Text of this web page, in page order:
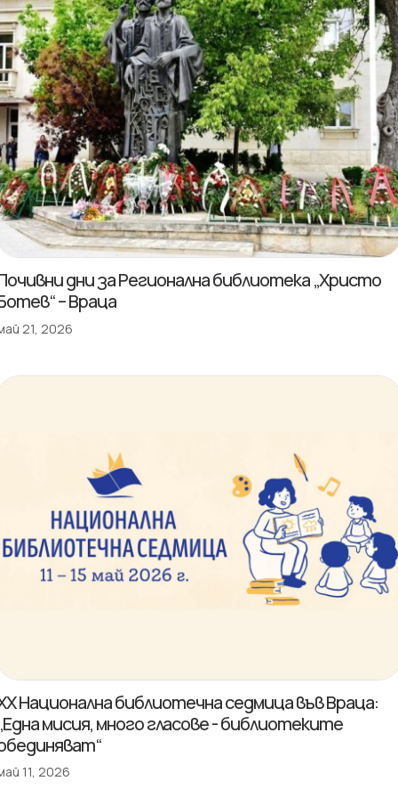
дни за Регионална библиотека „Христо
– Враца
21, 2026
Национална библиотечна седмица във Враца:
мисия, много гласове - библиотеките
11, 2026